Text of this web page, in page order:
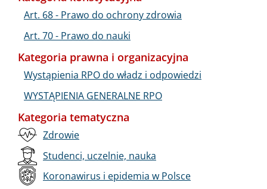
Art. 68 - Prawo do ochrony zdrowia
Art. 70 - Prawo do nauki
Kategoria prawna i organizacyjna
Wystąpienia RPO do władz i odpowiedzi
WYSTĄPIENIA GENERALNE RPO
Kategoria tematyczna
Zdrowie
Studenci, uczelnie, nauka
Koronawirus i epidemia w Polsce